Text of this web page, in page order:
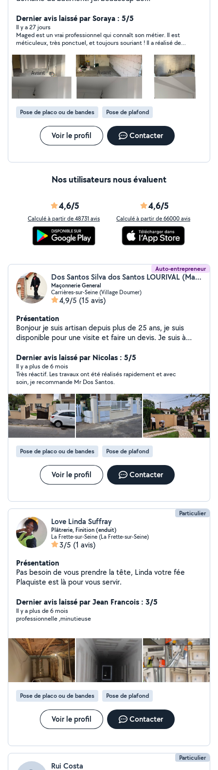
propose mes services pour tous ce qui concerne le
domaine du bâtiment, je peux réaliser tous types de
travaux dans ce domaine. Peinture Enduit Pose placo
Pose plastique, moquette Toutefois j'ai aussi la
possibilité d'entreprendre divers autre travaux.
Dernier avis laissé par Soraya : 5/5
Il y a 27 jours
Maged est un vrai professionnel qui connaît son métier. Il est
méticuleux, très ponctuel, et toujours souriant ! Il a réalisé des
et le recommande les yeux fermés !
Pose de placo ou de bandes Pose de plafond
Voir le profil Contacter
Nos utilisateurs nous évaluent
4,6/5
Calculé à partir de 48731 avis
4,6/5
Calculé à partir de 66000 avis
Auto-entrepreneur
Dos Santos Silva dos Santos LOURIVAL (Maçonnerie Générale)
Maçonnerie General
Carrières-sur-Seine (Village Doumer)
4,9/5 (15 avis)
Présentation
Bonjour je suis artisan depuis plus de 25 ans, je suis
disponible pour une visite et faire un devis. Je suis à
Dernier avis laissé par Nicolas : 5/5
Il y a plus de 6 mois
Très réactif. Les travaux ont été réalisés rapidement et avec
soin, je recommande Mr Dos Santos.
Pose de placo ou de bandes Pose de plafond
Voir le profil Contacter
Particulier
Love Linda Suffray
Plâtrerie, Finition (enduit)
La Frette-sur-Seine (La Frette-sur-Seine)
3/5 (1 avis)
Présentation
Pas besoin de vous prendre la tête, Linda votre fée
Plaquiste est là pour vous servir.
Dernier avis laissé par Jean Francois : 3/5
Il y a plus de 6 mois
professionnelle ,minutieuse
Pose de placo ou de bandes Pose de plafond
Voir le profil Contacter
Particulier
Rui Costa